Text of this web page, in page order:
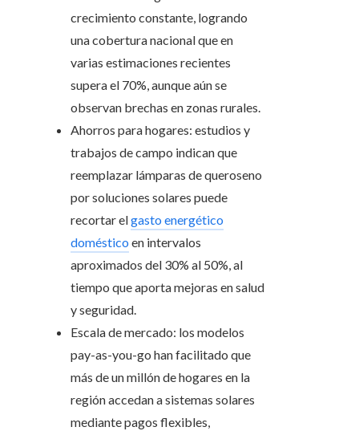
crecimiento constante, logrando
una cobertura nacional que en
varias estimaciones recientes
supera el 70%, aunque aún se
observan brechas en zonas rurales.
Ahorros para hogares: estudios y
trabajos de campo indican que
reemplazar lámparas de queroseno
por soluciones solares puede
recortar elgasto energético
doméstico en intervalos
aproximados del 30% al 50%, al
tiempo que aporta mejoras en salud
y seguridad.
Escala de mercado: los modelos
pay-as-you-go han facilitado que
más de un millón de hogares en la
región accedan a sistemas solares
mediante pagos flexibles,